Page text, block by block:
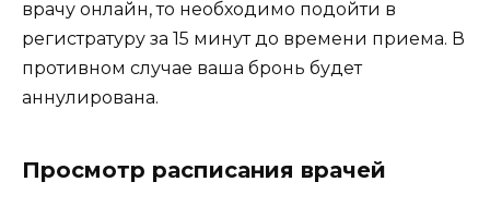
врачу онлайн, то необходимо подойти в
регистратуру за 15 минут до времени приема. В
противном случае ваша бронь будет
аннулирована.
Просмотр расписания врачей